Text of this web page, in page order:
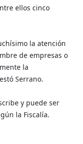
ellos cinco
la atención
de empresas o
la
Serrano.
y puede ser
la Fiscalía.